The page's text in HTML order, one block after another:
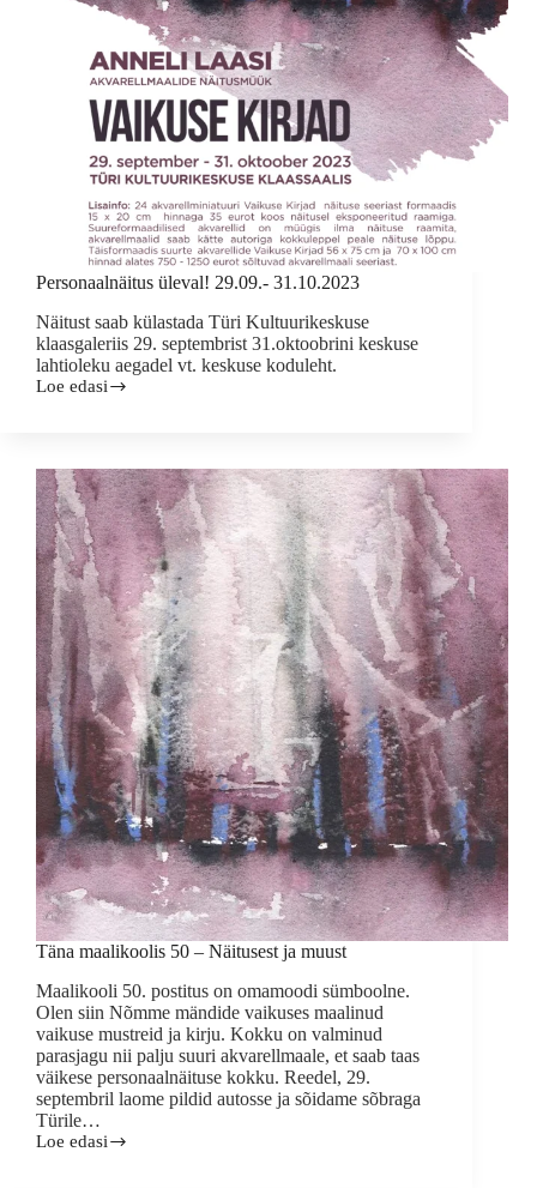
Personaalnäitus üleval! 29.09.- 31.10.2023
Näitust saab külastada Türi Kultuurikeskuse
klaasgaleriis 29. septembrist 31.oktoobrini keskuse
lahtioleku aegadel vt. keskuse koduleht.
Loe edasi
Personaalnäitus
Täna maalikoolis 50 – Näitusest ja muust
Maalikooli 50. postitus on omamoodi sümboolne.
Olen siin Nõmme mändide vaikuses maalinud
vaikuse mustreid ja kirju. Kokku on valminud
parasjagu nii palju suuri akvarellmaale, et saab taas
väikese personaalnäituse kokku. Reedel, 29.
septembril laome pildid autosse ja sõidame sõbraga
Türile…
Loe edasi
Täna